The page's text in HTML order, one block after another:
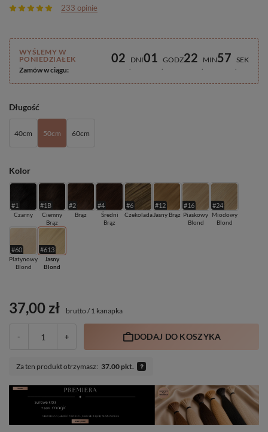
233 opinie
Długość
40cm 50cm 60cm
Kolor
#1
Czarny
#1B
Ciemny
Brąz
#2
Brąz
#4
Średni
Brąz
#6
Czekolada
#12
Jasny Brąz
#16
Piaskowy
Blond
#24
Miodowy
Blond
#60
Platynowy
Blond
#613
Jasny
Blond
WYŚLEMY W
PONIEDZIAŁEK
Zamów w ciągu:
02 DNI01 GODZ22 MIN57 SEK
37,00 zł brutto /1 kanapka
- + DODAJ DO KOSZYKA
Za ten produkt otrzymasz: 37.00 pkt.